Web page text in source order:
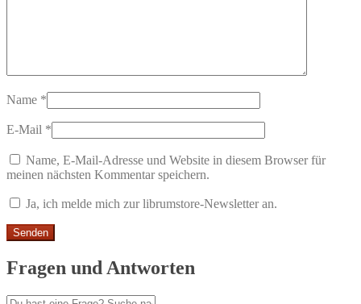
Name *
E-Mail *
Name, E-Mail-Adresse und Website in diesem Browser für
meinen nächsten Kommentar speichern.
Ja, ich melde mich zur librumstore-Newsletter an.
Fragen und Antworten